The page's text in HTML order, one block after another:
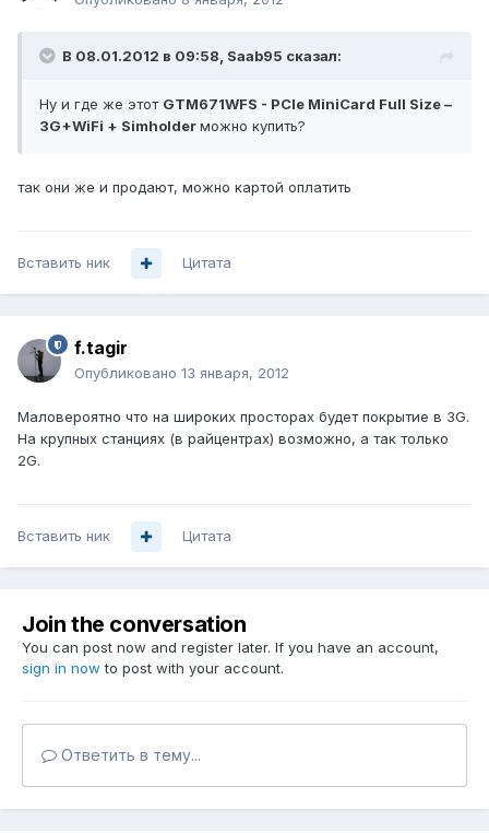
В 08.01.2012 в 09:58, Saab95 сказал:
Ну и где же этот GTM671WFS - PCIe MiniCard Full Size –
3G+WiFi + Simholderможно купить?
так они же и продают, можно картой оплатить
Вставить ник Цитата
f.tagir
Опубликовано 13 января, 2012
Маловероятно что на широких просторах будет покрытие в 3G.
На крупных станциях (в райцентрах) возможно, а так только
2G.
Вставить ник Цитата
Join the conversation
You can post now and register later. If you have an account,
sign in now to post with your account.
Ответить в тему...